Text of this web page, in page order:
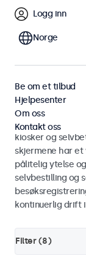
Skjermer og
Skjermer og
kiosker og
skjermene har
pålitelig ytelse
selvbestilling og
kontinuerlig drift
Filter (8)
Logg inn
Norge
Be om et tilbud
Hjelpesenter
Om oss
Kontakt oss